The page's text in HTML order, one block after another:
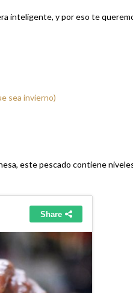
inteligente, y por eso te
sea invierno)
este pescado contiene